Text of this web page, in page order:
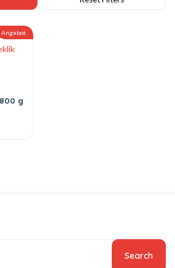
Angebot
g
Search